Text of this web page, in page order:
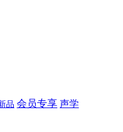
品 会员专享 声学